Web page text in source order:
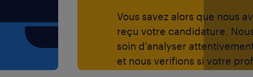
Vous savez alors que nous
reçu votre candidature.
soin d'analyser
et nous verifions si votre